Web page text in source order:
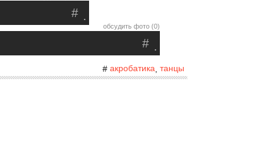
.
#
обсудить фото (0)
.
#
# акробатика танцы